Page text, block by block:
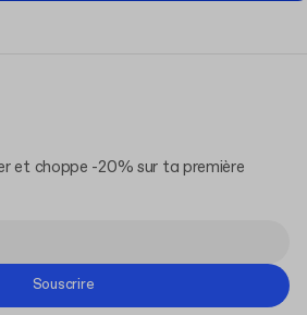
et choppe -20% sur ta première
Souscrire